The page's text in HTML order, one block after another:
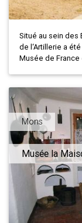
Situé au sein des
de l‘Artillerie a
Musée de
Mons
Musée la